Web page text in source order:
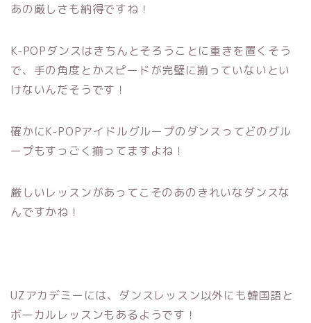
あの厳しさも納得ですね！
K-POPダンスはきちんとそろうことに重きを置くそう
で、手の角度とかスピードが完璧に揃っていないとい
けないんだそうです！
確かにK-POPアイドルグループのダンスってどのグル
ープもすっごく揃ってますよね！
厳しいレッスンがあってこそのあのきれいなダンスな
んですかね！
UZアカデミーには、ダンスレッスン以外にも韓国語と
ボーカルレッスンもあるようです！